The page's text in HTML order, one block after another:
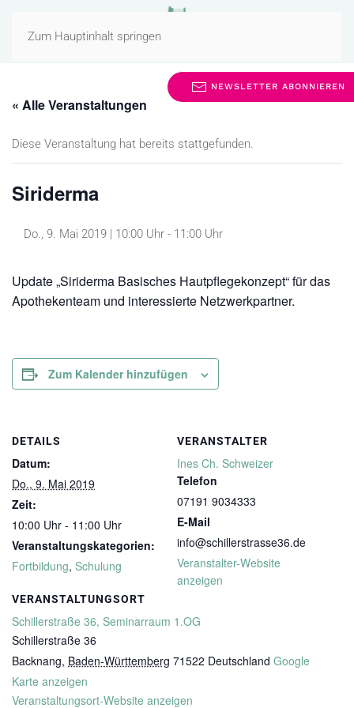
Zum Hauptinhalt springen
MENÜ
« Alle Veranstaltungen
Diese Veranstaltung hat bereits stattgefunden.
Siriderma
Do., 9. Mai 2019 | 10:00 Uhr - 11:00 Uhr
Update „Siriderma Basisches Hautpflegekonzept“ für das
Apothekenteam und interessierte Netzwerkpartner.
Zum Kalender hinzufügen
DETAILS
Datum:
Do., 9. Mai 2019
Zeit:
10:00 Uhr - 11:00 Uhr
Veranstaltungskategorien:
Fortbildung, Schulung
VERANSTALTUNGSORT
Schillerstraße 36, Seminarraum 1.OG
Schillerstraße 36
Backnang, Baden-Württemberg 71522 Deutschland Google
Karte anzeigen
Veranstaltungsort-Website anzeigen
VERANSTALTER
Ines Ch. Schweizer
Telefon
07191 9034333
E-Mail
info@schillerstrasse36.de
Veranstalter-Website
anzeigen
NEWSLETTER ABONNIEREN